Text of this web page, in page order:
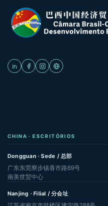
CHINA · ESCRITÓRIOS
Dongguan · Sede / 总部
广东东莞寮步镇香市路69号
南美世贸中心
Nanjing · Filial / 分会址